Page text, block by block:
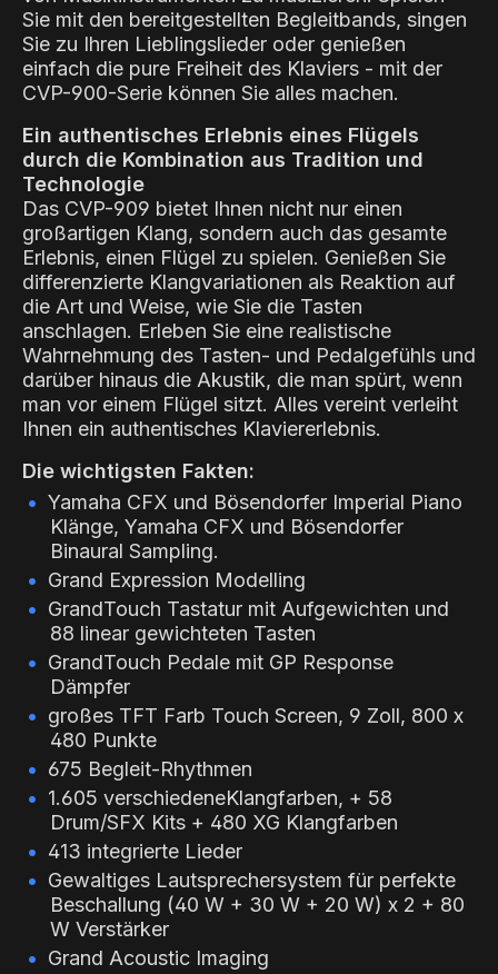
Sie mit den bereitgestellten Begleitbands, singen
Sie zu Ihren Lieblingslieder oder genießen
einfach die pure Freiheit des Klaviers - mit der
CVP-900-Serie können Sie alles machen.
Ein authentisches Erlebnis eines Flügels
durch die Kombination aus Tradition und
Technologie
Das CVP-909 bietet Ihnen nicht nur einen
großartigen Klang, sondern auch das gesamte
Erlebnis, einen Flügel zu spielen. Genießen Sie
differenzierte Klangvariationen als Reaktion auf
die Art und Weise, wie Sie die Tasten
anschlagen. Erleben Sie eine realistische
Wahrnehmung des Tasten- und Pedalgefühls und
darüber hinaus die Akustik, die man spürt, wenn
man vor einem Flügel sitzt. Alles vereint verleiht
Ihnen ein authentisches Klaviererlebnis.
Die wichtigsten Fakten:
Yamaha CFX und Bösendorfer Imperial Piano
Klänge, Yamaha CFX und Bösendorfer
Binaural Sampling.
Grand Expression Modelling
GrandTouch Tastatur mit Aufgewichten und
88 linear gewichteten Tasten
GrandTouch Pedale mit GP Response
Dämpfer
großes TFT Farb Touch Screen, 9 Zoll, 800 x
480 Punkte
675 Begleit-Rhythmen
1.605 verschiedeneKlangfarben, + 58
Drum/SFX Kits + 480 XG Klangfarben
413 integrierte Lieder
Gewaltiges Lautsprechersystem für perfekte
Beschallung (40 W + 30 W + 20 W) x 2 + 80
W Verstärker
Grand Acoustic Imaging